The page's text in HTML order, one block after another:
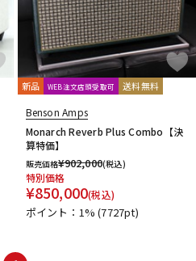
新品 WEB注文店頭受取可 送料無料
Benson Amps
Monarch Reverb Plus Combo【決
算特価】
販売価格¥902,000(税込)
特別価格
¥850,000(税込)
ポイント：1%(7727pt)